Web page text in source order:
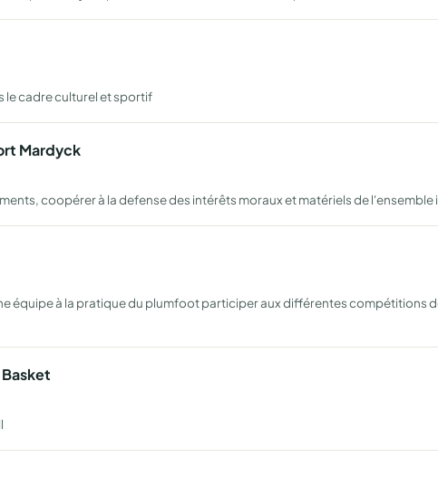
le cadre culturel et sportif
Mardyck
coopérer à la defense des intérêts moraux et matériels de
équipe à la pratique du plumfoot participer aux différentes compétitions